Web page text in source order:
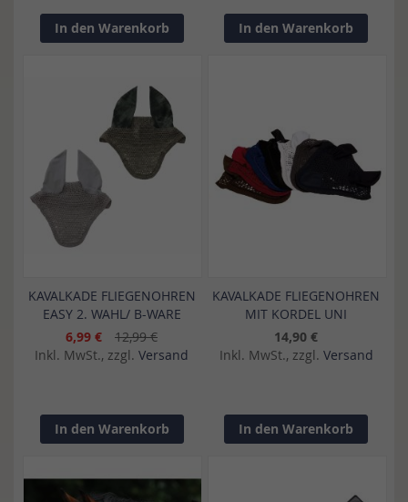
In den Warenkorb In den Warenkorb
KAVALKADE FLIEGENOHREN
EASY 2. WAHL/ B-WARE
6,99 €
12,99 €
Inkl. MwSt., zzgl. Versand
In den Warenkorb
KAVALKADE FLIEGENOHREN
MIT KORDEL UNI
14,90 €
Inkl. MwSt., zzgl. Versand
In den Warenkorb